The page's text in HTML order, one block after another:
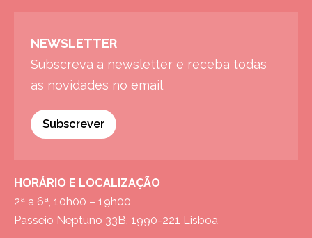
NEWSLETTER
Subscreva a newsletter e receba todas
as novidades no email
Subscrever
HORÁRIO E LOCALIZAÇÃO
2ª a 6ª, 10h00 – 19h00
Passeio Neptuno 33B, 1990-221 Lisboa